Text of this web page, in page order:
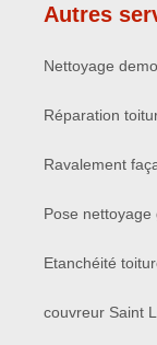
Autres
Nettoyage
Réparation
Ravalement
Pose
Etanchéité
couvreur Saint